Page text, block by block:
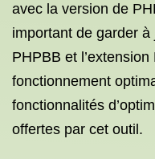
avec la version de
important de garder
PHPBB et
fonctionnement
fonctionnalités
offertes par cet outil.